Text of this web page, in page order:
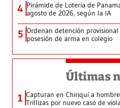
4 Pirámide de Lotería de
agosto de 2026, según la IA
5 Ordenan detención
posesión de arma en colegio
Últimas
1 Capturan en Chiriquí a
Trillizas por nuevo caso de